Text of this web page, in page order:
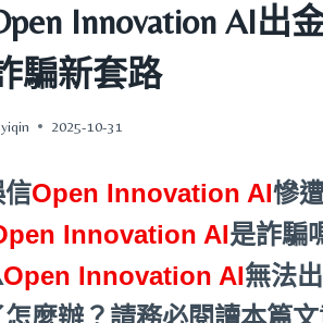
Innovation AI出
騙新套路
2025-10-31
信Open Innovation AI慘
Innovation AI是詐騙
Open Innovation AI無法
麼辦？請務必閱讀本篇